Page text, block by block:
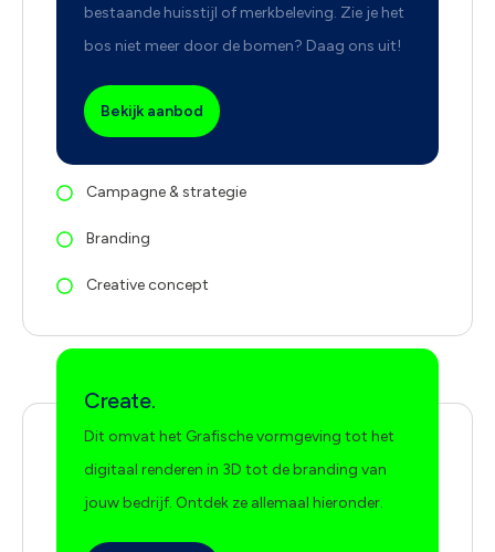
bestaande huisstijl of merkbeleving. Zie je het
bos niet meer door de bomen? Daag ons uit!
Bekijk aanbod
Campagne & strategie
Branding
Creative concept
Create.
Dit omvat het Grafische vormgeving tot het
digitaal renderen in 3D tot de branding van
jouw bedrijf. Ontdek ze allemaal hieronder.